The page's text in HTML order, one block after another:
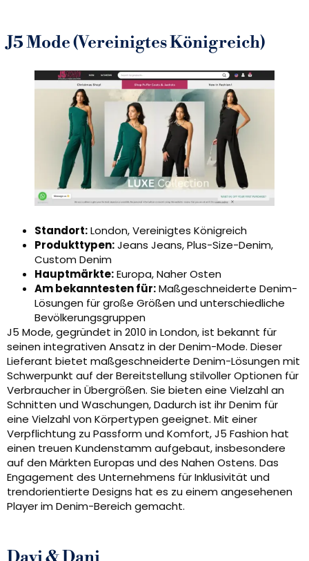
J5 Mode (Vereinigtes Königreich)
Standort:London, Vereinigtes Königreich
Produkttypen:Jeans Jeans, Plus-Size-Denim,
Custom Denim
Hauptmärkte:Europa, Naher Osten
Am bekanntesten für:Maßgeschneiderte Denim-
Lösungen für große Größen und unterschiedliche
Bevölkerungsgruppen
J5 Mode, gegründet in 2010 in London, ist bekannt für
seinen integrativen Ansatz in der Denim-Mode. Dieser
Lieferant bietet maßgeschneiderte Denim-Lösungen mit
Schwerpunkt auf der Bereitstellung stilvoller Optionen für
Verbraucher in Übergrößen. Sie bieten eine Vielzahl an
Schnitten und Waschungen, Dadurch ist ihr Denim für
eine Vielzahl von Körpertypen geeignet. Mit einer
Verpflichtung zu Passform und Komfort, J5 Fashion hat
einen treuen Kundenstamm aufgebaut, insbesondere
auf den Märkten Europas und des Nahen Ostens. Das
Engagement des Unternehmens für Inklusivität und
trendorientierte Designs hat es zu einem angesehenen
Player im Denim-Bereich gemacht.